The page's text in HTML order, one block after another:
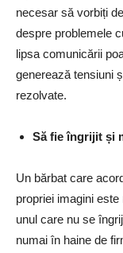
necesar să vorbiți
despre problemele
lipsa comunicării
generează tensiuni
rezolvate.
Să fie îngrijit și
Un bărbat care
propriei imagini
unul care nu se
numai în haine de